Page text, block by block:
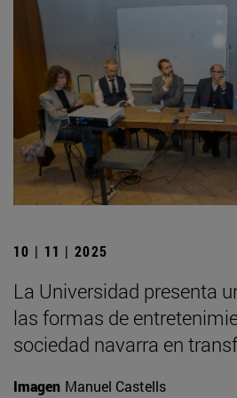
10 | 11 | 2025
La Universidad presenta
las formas de
sociedad navarra en
Imagen Manuel Castells